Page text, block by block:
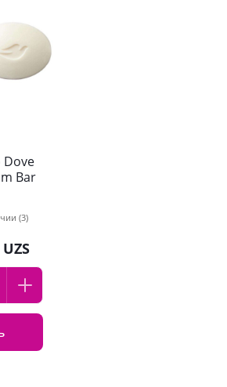
Bar
(3)